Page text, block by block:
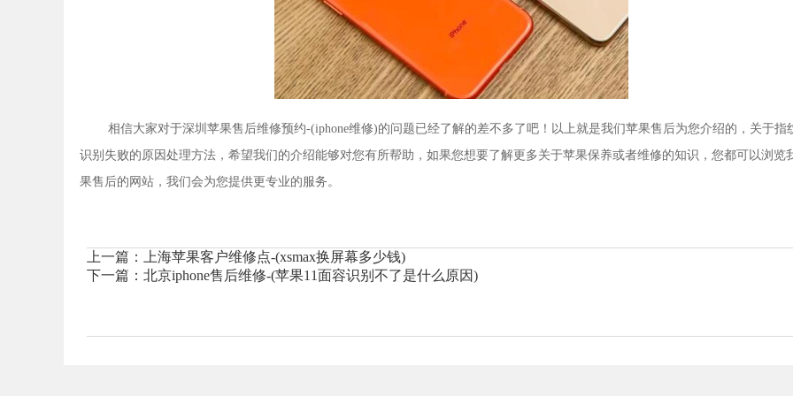
相信大家对于深圳苹果售后维修预约-(iphone维修)的问题已经了解的差不多了吧！以上就是我们苹果售后为您介绍的，关于指
识别失败的原因处理方法，希望我们的介绍能够对您有所帮助，如果您想要了解更多关于苹果保养或者维修的知识，您都可以浏览
果售后的网站，我们会为您提供更专业的服务。
上一篇：
上海苹果客户维修点-(xsmax换屏幕多少钱)
下一篇：北京iphone售后维修-(苹果11面容识别不了是什么原因)